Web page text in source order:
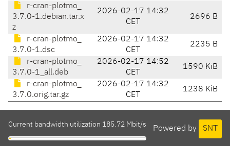
r-cran-plotmo_
3.7.0-1.debian.tar.x
z
2026-02-17 14:32
CET
2696 B
r-cran-plotmo_
3.7.0-1.dsc
2026-02-17 14:32
CET
2235 B
r-cran-plotmo_
3.7.0-1_all.deb
2026-02-17 14:52
CET
1590 KiB
r-cran-plotmo_
3.7.0.orig.tar.gz
2026-02-17 14:32
CET
1238 KiB
Powered by SNT
Current bandwidth utilization 185.72 Mbit/s